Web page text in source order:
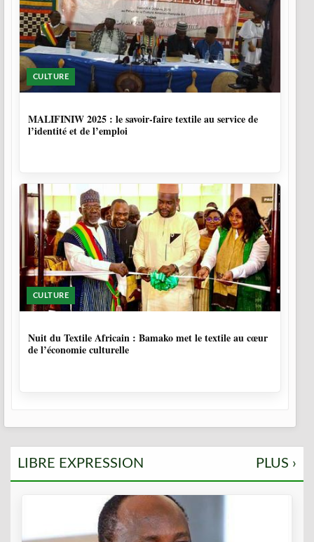
CULTURE
MALIFINIW 2025 : le savoir-faire textile au service de
l’identité et de l’emploi
CULTURE
Nuit du Textile Africain : Bamako met le textile au cœur
de l’économie culturelle
LIBRE EXPRESSION PLUS ›